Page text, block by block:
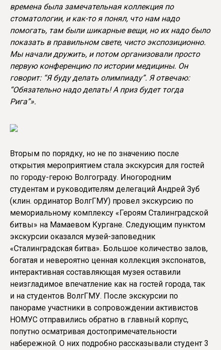
времена была замечательная коллекция по
стоматологии, и как-то я понял, что нам надо
помогать, там были шикарные вещи, но их надо было
показать в правильном свете, чисто экспозиционно.
Мы начали дружить, и потом организовали просто
первую конференцию по истории медицины. Он
говорит: “Я буду делать олимпиаду”. Я отвечаю:
“Обязательно надо делать! А приз будет тогда
Рига”».
Вторым по порядку, но не по значению после
открытия мероприятием стала экскурсия для гостей
по городу-герою Волгограду. Иногородним
студентам и руководителям делегаций Андрей Зуб
(клин. ординатор ВолгГМУ) провел экскурсию по
мемориальному комплексу «Героям Сталинградской
битвы» на Мамаевом Кургане. Следующим пунктом
экскурсии оказался музей-заповедник
«Сталинградская битва». Большое количество залов,
богатая и невероятно ценная коллекция экспонатов,
интерактивная составляющая музея оставили
неизгладимое впечатление как на гостей города, так
и на студентов ВолгГМУ. После экскурсии по
панораме участники в сопровождении активистов
НОМУС отправились обратно в главный корпус,
попутно осматривая достопримечательности
набережной. О них подробно рассказывали студент 3